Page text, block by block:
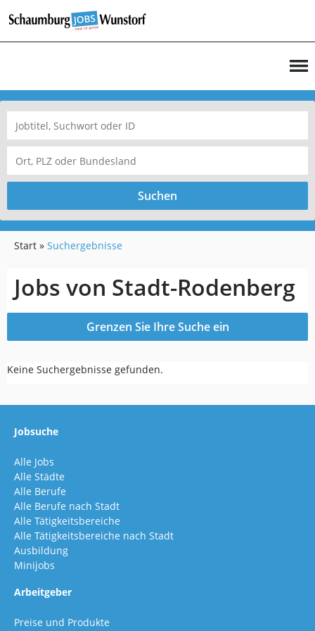
Suchen
Start Suchergebnisse
Jobs von Stadt-Rodenberg
Grenzen Sie Ihre Suche ein
Keine Suchergebnisse gefunden.
Jobsuche
Alle Jobs
Alle Städte
Alle Berufe
Alle Berufe nach Stadt
Alle Tätigkeitsbereiche
Alle Tätigkeitsbereiche nach Stadt
Ausbildung
Minijobs
Arbeitgeber
Preise und Produkte